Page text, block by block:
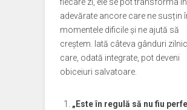
adevărate ancore care ne susțin
momentele dificile și ne ajută să
creștem. Iată câteva gânduri
care, odată integrate, pot deveni
obiceiuri salvatoare.
„Este în regulă să nu fiu